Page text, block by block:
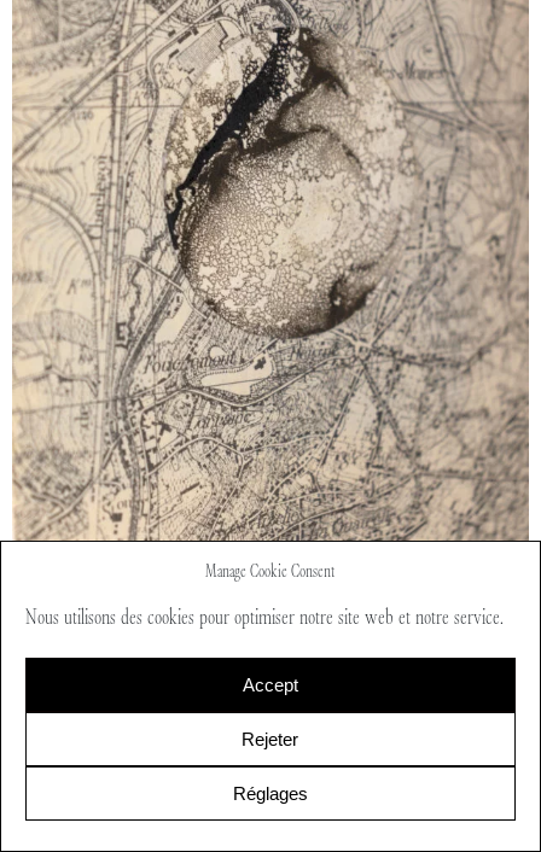
Manage Cookie Consent
Nous utilisons des cookies pour optimiser notre site web et notre service.
Accept
Rejeter
Réglages
Martine Rey
Series/ Itinéraires coïncidences PM